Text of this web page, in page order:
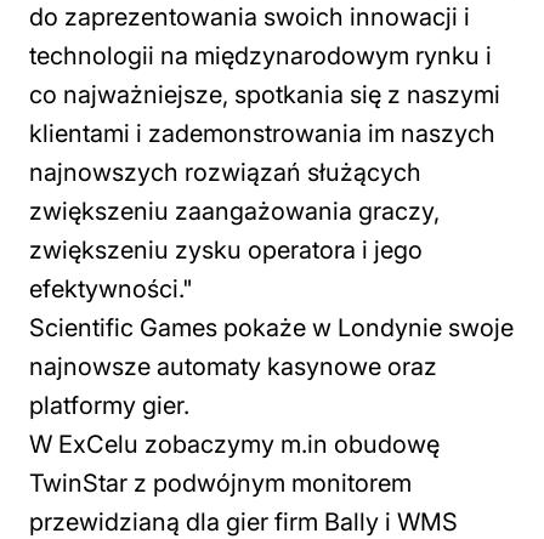
do zaprezentowania swoich innowacji i
technologii na międzynarodowym rynku i
co najważniejsze, spotkania się z naszymi
klientami i zademonstrowania im naszych
najnowszych rozwiązań służących
zwiększeniu zaangażowania graczy,
zwiększeniu zysku operatora i jego
efektywności."
Scientific Games pokaże w Londynie swoje
najnowsze automaty kasynowe oraz
platformy gier.
W ExCelu zobaczymy m.in obudowę
TwinStar z podwójnym monitorem
przewidzianą dla gier firm Bally i WMS